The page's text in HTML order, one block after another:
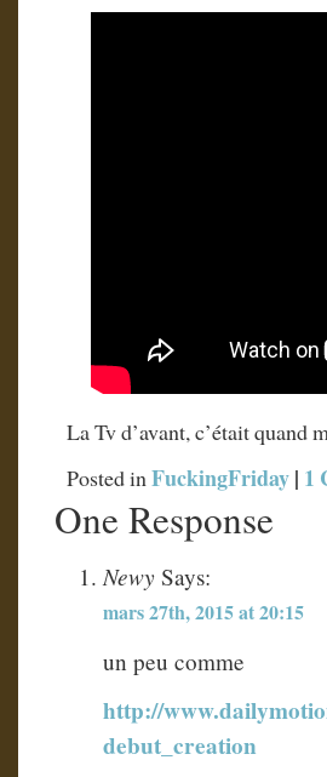
La Tv d’avant, c’était quand
Posted in FuckingFriday| 1
One Response
Newy Says:
mars 27th, 2015 at 20:15
un peu comme
http://
debut_creation